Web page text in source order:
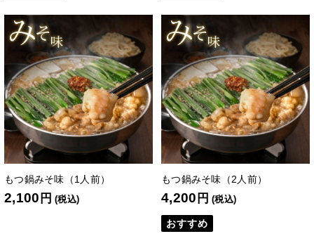
もつ鍋みそ味（1人前）
2,100 円 (税込)
もつ鍋みそ味（2人前）
4,200 円 (税込)
おすすめ